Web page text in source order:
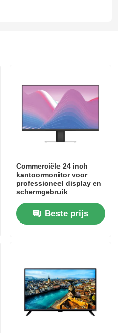
Commerciële 24 inch
kantoormonitor voor
professioneel display en
schermgebruik
Beste prijs